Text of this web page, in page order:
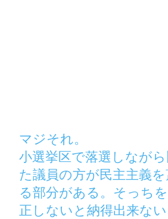
マジそれ。
小選挙区で落選しなが
た議員の方が民主主義
る部分がある。そっち
正しないと納得出来ない